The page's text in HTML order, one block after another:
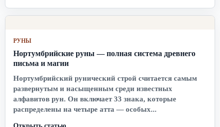
РУНЫ
Нортумбрийские руны — полная система древнего
письма и магии
Нортумбрийский рунический строй считается самым
развернутым и насыщенным среди известных
алфавитов рун. Он включает 33 знака, которые
распределены на четыре атта — особых...